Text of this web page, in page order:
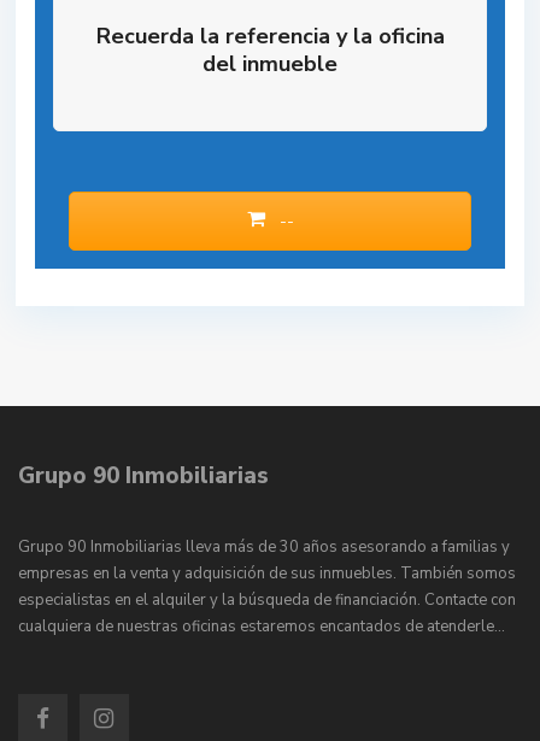
Recuerda la referencia y la oficina
del inmueble
--
Grupo 90 Inmobiliarias
Grupo 90 Inmobiliarias lleva más de 30 años asesorando a familias y
empresas en la venta y adquisición de sus inmuebles. También somos
especialistas en el alquiler y la búsqueda de financiación. Contacte con
cualquiera de nuestras oficinas estaremos encantados de atenderle…